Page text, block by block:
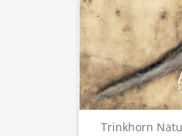
Trinkhorn